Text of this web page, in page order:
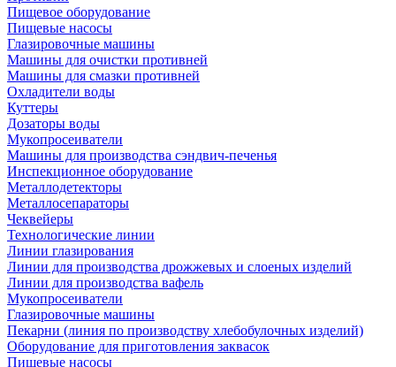
Пищевое оборудование
Пищевые насосы
Глазировочные машины
Машины для очистки противней
Машины для смазки противней
Охладители воды
Куттеры
Дозаторы воды
Мукопросеиватели
Машины для производства сэндвич-печенья
Инспекционное оборудование
Металлодетекторы
Металлосепараторы
Чеквейеры
Технологические линии
Линии глазирования
Линии для производства дрожжевых и слоеных изделий
Линии для производства вафель
Мукопросеиватели
Глазировочные машины
Пекарни (линия по производству хлебобулочных изделий)
Оборудование для приготовления заквасок
Пищевые насосы